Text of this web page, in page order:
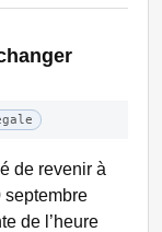
de revenir à
septembre
de l’heure